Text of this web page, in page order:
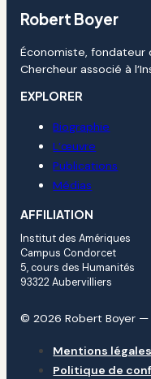
Robert Boyer
Économiste, fondateur
Chercheur associé à
EXPLORER
Biographie
L’œuvre
Publications
Médias
AFFILIATION
Institut des Amériques
Campus Condorcet
5, cours des Humanités
93322 Aubervilliers
© 2026 Robert Boyer —
Mentions légales
Politique de